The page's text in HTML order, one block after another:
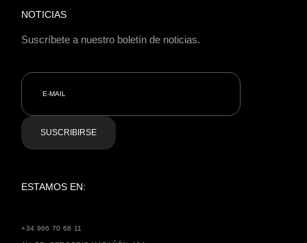
NOTICIAS
Suscríbete a nuestro boletín de noticias.
SUSCRIBIRSE
ESTAMOS EN:
+34 966 70 68 11